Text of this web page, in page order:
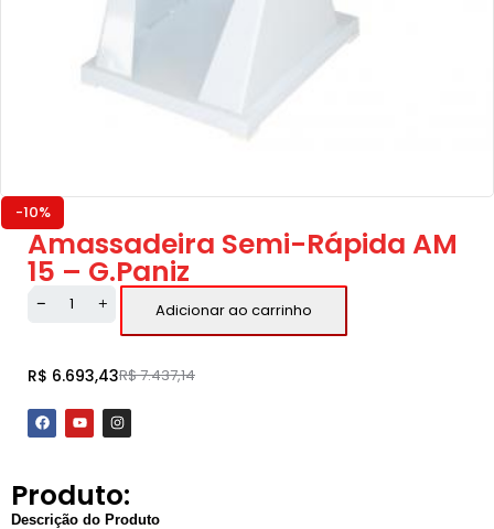
-10%
Amassadeira Semi-Rápida AM
15 – G.Paniz
Adicionar ao carrinho
R$7.437,14
R$ 6.693,43
Produto:
Descrição do Produto